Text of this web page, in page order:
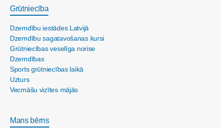
Grūtniecība
Dzemdību iestādes Latvijā
Dzemdību sagatavošanas kursi
Grūtniecības veselīga norise
Dzemdības
Sports grūtniecības laikā
Uzturs
Vecmāšu vizītes mājās
Mans bērns